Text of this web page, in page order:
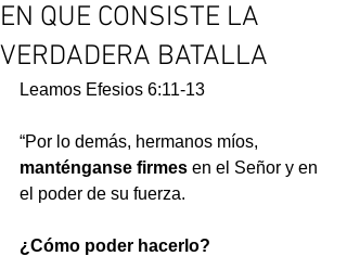
EN QUE CONSISTE LA
VERDADERA BATALLA
Leamos Efesios 6:11-13
“Por lo demás, hermanos míos,
manténganse firmes en el Señor y en
el poder de su fuerza.
¿Cómo poder hacerlo?